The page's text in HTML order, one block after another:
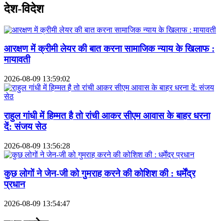
देश-विदेश
आरक्षण में क्रीमी लेयर की बात करना सामाजिक न्याय के खिलाफ :
मायावती
2026-08-09 13:59:02
राहुल गांधी में हिम्मत है तो रांची आकर सीएम आवास के बाहर धरना
दें: संजय सेठ
2026-08-09 13:56:28
कुछ लोगों ने जेन-जी को गुमराह करने की कोशिश की : धर्मेंद्र
प्रधान
2026-08-09 13:54:47